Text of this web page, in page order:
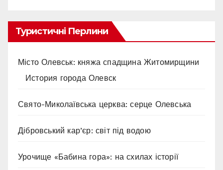
Туристичні Перлини
Місто Олевськ: княжа спадщина Житомирщини
История города Олевск
Свято-Миколаївська церква: серце Олевська
Дібровський кар’єр: світ під водою
Урочище «Бабина гора»: на схилах історії